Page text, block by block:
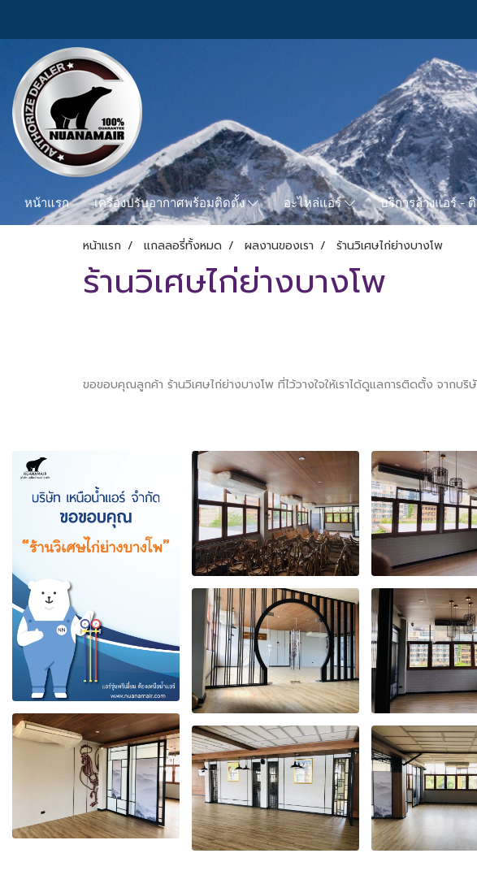
หน้าแรก เครื่องปรับอากาศพร้อมติดตั้ง อะไหล่แอร์ บริการล้างแอร์ -
หน้าแรก แกลลอรี่ทั้งหมด ผลงานของเรา ร้านวิเศษไก่ย่างบางโพ
ร้านวิเศษไก่ย่างบางโพ
ขอขอบคุณลูกค้า ร้านวิเศษไก่ย่างบางโพ ที่ไว้วางใจให้เราได้ดูแลการติดตั้ง จากบริ